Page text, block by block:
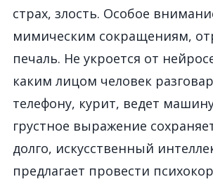
страх, злость. Особое
мимическим сокращениям,
печаль. Не укроется от
каким лицом человек
телефону, курит, ведет
грустное выражение
долго, искусственный
предлагает провести